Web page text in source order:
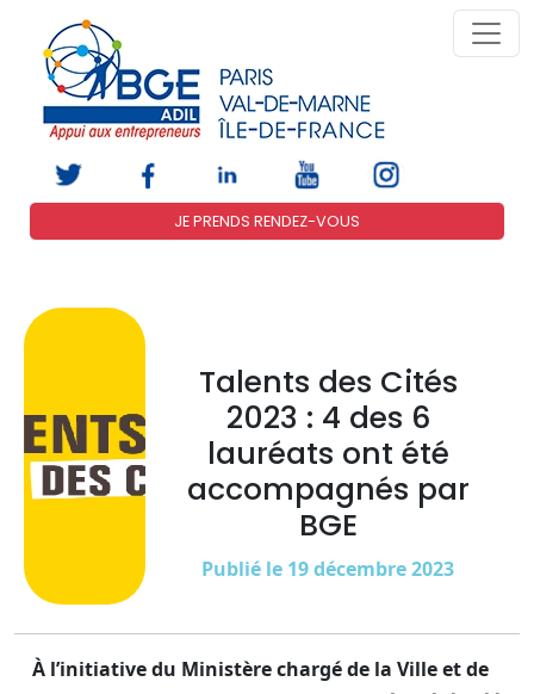
JE PRENDS RENDEZ-VOUS
Talents des Cités
2023 : 4 des 6
lauréats ont été
accompagnés par
BGE
Publié le 19 décembre 2023
À l’initiative du Ministère chargé de la Ville et de